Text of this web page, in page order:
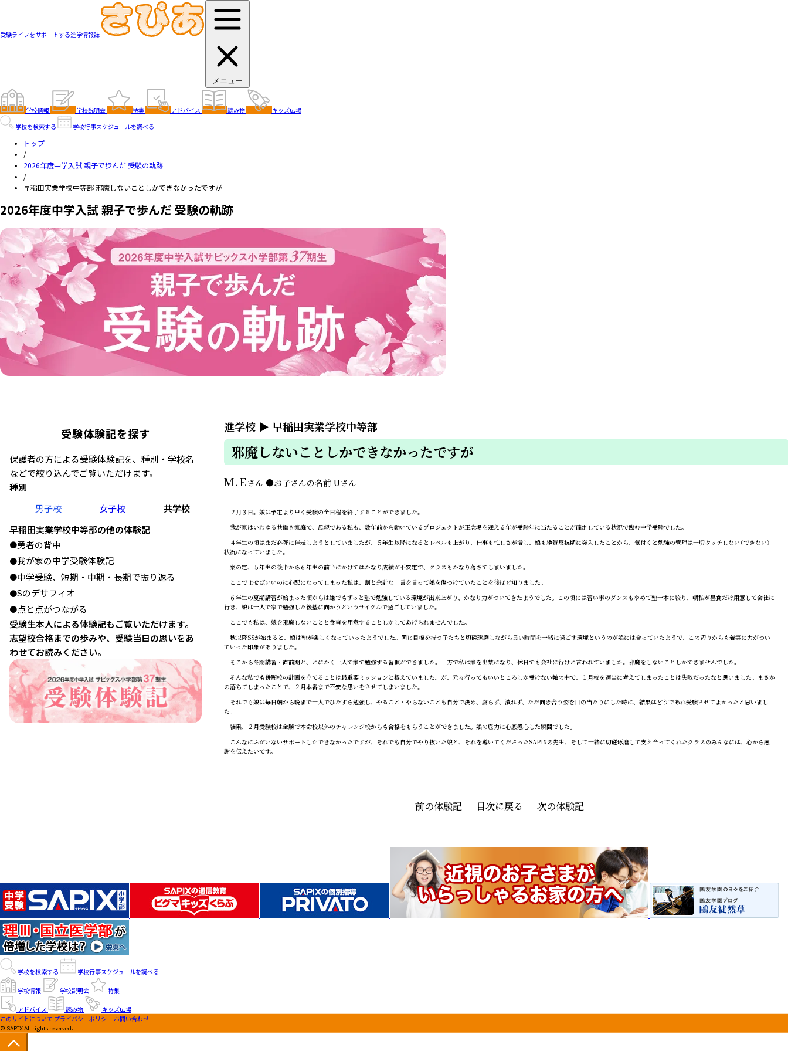
受験ライフをサポートする進学情報誌
メニュー
学校情報 学校説明会 特集 アドバイス 読み物
キッズ広場
学校を検索する
学校行事スケジュールを調べる
トップ
/
2026年度中学入試 親子で歩んだ 受験の軌跡
/
早稲田実業学校中等部 邪魔しないことしかできなかったですが
2026年度中学入試 親子で歩んだ 受験の軌跡
受験体験記を探す
保護者の方による受験体験記を、種別・学校名
などで絞り込んでご覧いただけます。
種別
男子校
女子校
共学校
早稲田実業学校中等部の他の体験記
●勇者の背中
●我が家の中学受験体験記
●中学受験、短期・中期・長期で振り返る
●Sのデサフィオ
●点と点がつながる
受験生本人による体験記もご覧いただけます。
志望校合格までの歩みや、受験当日の思いをあ
わせてお読みください。
進学校 ▶ 早稲田実業学校中等部
邪魔しないことしかできなかったですが
M.Eさん ●お子さんの名前 Uさん
２月３日。娘は予定より早く受験の全日程を終了することができました。
我が家はいわゆる共働き家庭で、母親である私も、数年前から動いているプロジェクトが正念場を迎える年が受験年に当たることが確定している状況で臨む中学受験でした。
４年生の頃はまだ必死に伴走しようとしていましたが、５年生以降になるとレベルも上がり、仕事も忙しさが増し、娘も絶賛反抗期に突入したことから、気付くと勉強の管理は一切タッチしない（できない）
状況になっていました。
案の定、５年生の後半から６年生の前半にかけてはかなり成績が不安定で、クラスもかなり落ちてしまいました。
ここでよせばいいのに心配になってしまった私は、割と余計な一言を言って娘を傷つけていたことを後ほど知りました。
６年生の夏期講習が始まった頃からは嫌でもずっと塾で勉強している環境が出来上がり、かなり力がついてきたようでした。この頃には習い事のダンスもやめて塾一本に絞り、朝私が昼食だけ用意して会社に
行き、娘は一人で家で勉強した後塾に向かうというサイクルで過ごしていました。
ここでも私は、娘を邪魔しないことと食事を用意することしかしてあげられませんでした。
秋以降SSが始まると、娘は塾が楽しくなっていったようでした。同じ目標を持つ子たちと切磋琢磨しながら長い時間を一緒に過ごす環境というのが娘には合っていたようで、この辺りからも着実に力がつい
ていった印象がありました。
そこから冬期講習・直前期と、とにかく一人で家で勉強する習慣ができました。一方で私は家を出禁になり、休日でも会社に行けと言われていました。邪魔をしないことしかできませんでした。
そんな私でも併願校の計画を立てることは最重要ミッションと捉えていました。が、元々行ってもいいところしか受けない軸の中で、１月校を適当に考えてしまったことは失敗だったなと思いました。まさか
の落ちてしまったことで、２月本番まで不安な思いをさせてしまいました。
それでも娘は毎日朝から晩まで一人でひたすら勉強し、やること・やらないことも自分で決め、腐らず、潰れず、ただ向き合う姿を目の当たりにした時に、結果はどうであれ受験させてよかったと思いまし
た。
結果、２月受験校は全勝で本命校以外のチャレンジ校からも合格をもらうことができました。娘の底力に心底感心した瞬間でした。
こんなにふがいないサポートしかできなかったですが、それでも自分でやり抜いた娘と、それを導いてくださったSAPIXの先生、そして一緒に切磋琢磨して支え合ってくれたクラスのみんなには、心から感
謝を伝えたいです。
前の体験記 目次に戻る 次の体験記
学校を検索する 学校行事スケジュールを調べる
学校情報 学校説明会 特集
アドバイス 読み物
キッズ広場
このサイトについて プライバシーポリシー お問い合わせ
© SAPIX All rights reserved.